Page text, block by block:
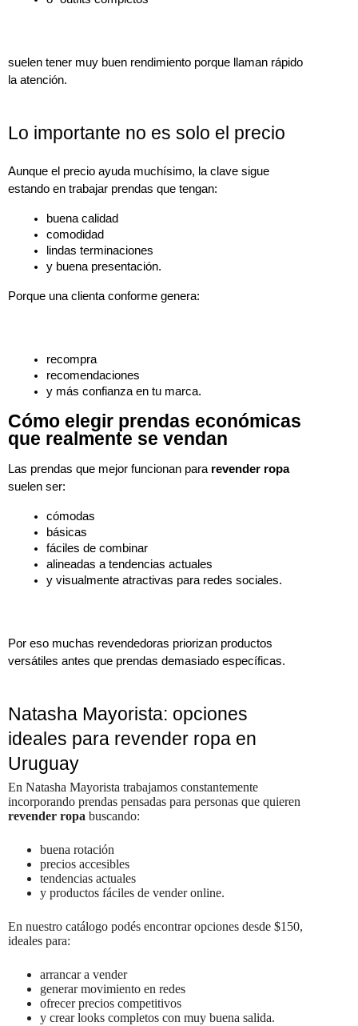
suelen tener muy buen rendimiento porque llaman rápido
la atención.
Lo importante no es solo el precio
Aunque el precio ayuda muchísimo, la clave sigue
estando en trabajar prendas que tengan:
buena calidad
comodidad
lindas terminaciones
y buena presentación.
Porque una clienta conforme genera:
recompra
recomendaciones
y más confianza en tu marca.
Cómo elegir prendas económicas
que realmente se vendan
Las prendas que mejor funcionan para revender ropa
suelen ser:
cómodas
básicas
fáciles de combinar
alineadas a tendencias actuales
y visualmente atractivas para redes sociales.
Por eso muchas revendedoras priorizan productos
versátiles antes que prendas demasiado específicas.
Natasha Mayorista: opciones
ideales para revender ropa en
Uruguay
En Natasha Mayorista trabajamos constantemente
incorporando prendas pensadas para personas que quieren
revender ropa buscando:
buena rotación
precios accesibles
tendencias actuales
y productos fáciles de vender online.
En nuestro catálogo podés encontrar opciones desde $150,
ideales para:
arrancar a vender
generar movimiento en redes
ofrecer precios competitivos
y crear looks completos con muy buena salida.